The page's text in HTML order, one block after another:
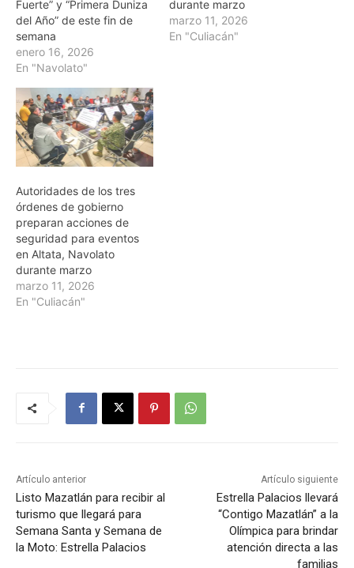
Fuerte” y “Primera Duniza
del Año” de este fin de
semana
enero 16, 2026
En "Navolato"
durante marzo
marzo 11, 2026
En "Culiacán"
Autoridades de los tres
órdenes de gobierno
preparan acciones de
seguridad para eventos
en Altata, Navolato
durante marzo
marzo 11, 2026
En "Culiacán"
Artículo anterior
Listo Mazatlán para recibir al
turismo que llegará para
Semana Santa y Semana de
la Moto: Estrella Palacios
Artículo siguiente
Estrella Palacios llevará
“Contigo Mazatlán” a la
Olímpica para brindar
atención directa a las
familias